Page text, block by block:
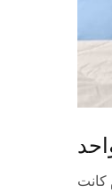
منزلك في مكان واحد على مدار 40 عام كانت